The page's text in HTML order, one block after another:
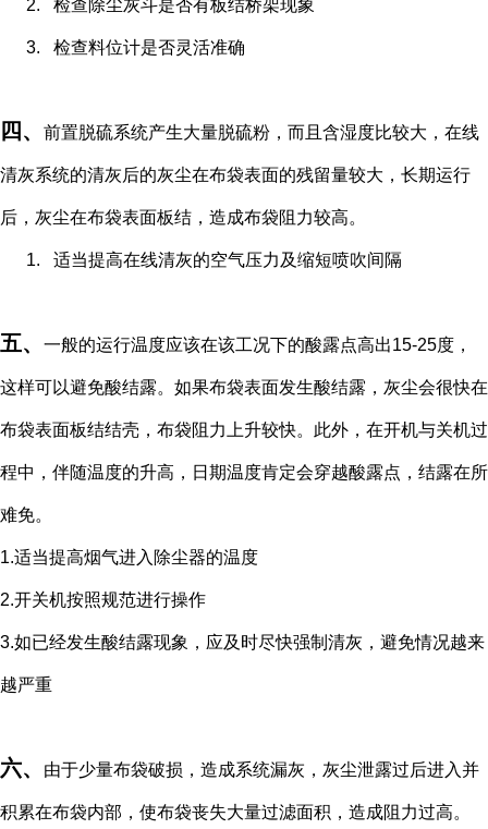
2. 检查除尘灰斗是否有板结桥架现象
3. 检查料位计是否灵活准确
四、 前置脱硫系统产生大量脱硫粉，而且含湿度比较大，在线
清灰系统的清灰后的灰尘在布袋表面的残留量较大，长期运行
后，灰尘在布袋表面板结，造成布袋阻力较高。
1. 适当提高在线清灰的空气压力及缩短喷吹间隔
五、 一般的运行温度应该在该工况下的酸露点高出15-25度，
这样可以避免酸结露。如果布袋表面发生酸结露，灰尘会很快在
布袋表面板结结壳，布袋阻力上升较快。此外，在开机与关机过
程中，伴随温度的升高，日期温度肯定会穿越酸露点，结露在所
难免。
1.适当提高烟气进入除尘器的温度
2.开关机按照规范进行操作
3.如已经发生酸结露现象，应及时尽快强制清灰，避免情况越来
越严重
六、 由于少量布袋破损，造成系统漏灰，灰尘泄露过后进入并
积累在布袋内部，使布袋丧失大量过滤面积，造成阻力过高。